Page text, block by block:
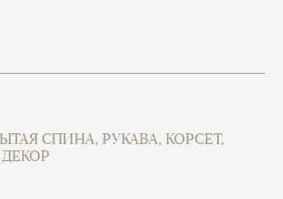
СПИНА, РУКАВА, КОРСЕТ,